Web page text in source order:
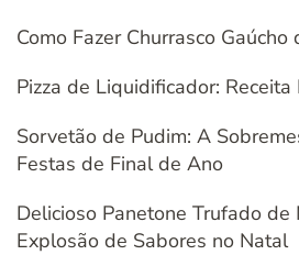
Como Fazer Churrasco
Pizza de Liquidificador:
Sorvetão de Pudim: A
Festas de Final de Ano
Delicioso Panetone Trufado de
Explosão de Sabores no Natal